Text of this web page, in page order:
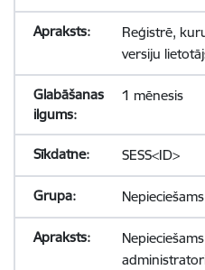
Reģistrē,
versiju
1 mēnesis
SESS<ID>
Nepieciešams